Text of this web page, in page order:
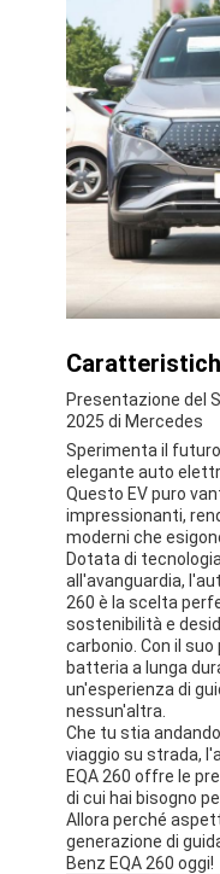
Casa.
Prodotti
Video
Su di noi
Visita alla fabbrica
Contattaci
Mercedes Benz Ev
Mercedes Benz
SUV Mercedes
Auto elettrica
Presentazione del
2025 di Mercedes
Sperimenta il
elegante auto
Questo EV puro
impressionanti,
moderni che
Dotata di
all'avanguardia,
260 è la scelta
sostenibilità e
carbonio. Con il
batteria a lunga
un'esperienza di
nessun'altra.
Che tu stia
viaggio su strada,
EQA 260 offre le
di cui hai bisogno
Allora perché
generazione di
Benz EQA 260 oggi!